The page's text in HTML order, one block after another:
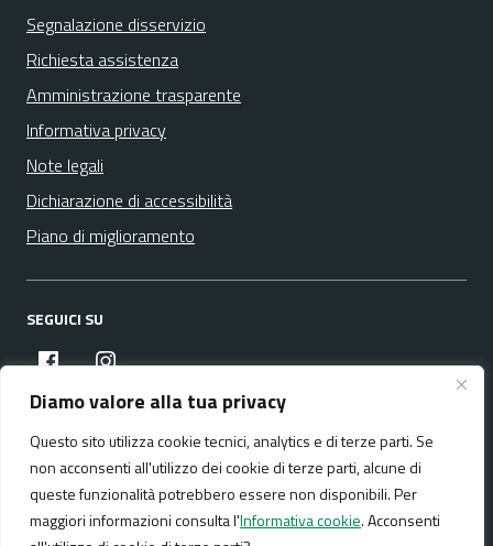
Diamo valore alla tua privacy
Questo sito utilizza cookie tecnici, analytics e di terze parti. Se
non acconsenti all'utilizzo dei cookie di terze parti, alcune di
queste funzionalità potrebbero essere non disponibili. Per
maggiori informazioni consulta l'Informativa cookie. Acconsenti
Segnalazione disservizio
Richiesta assistenza
Amministrazione trasparente
Informativa privacy
Note legali
Dichiarazione di accessibilità
Piano di miglioramento
SEGUICI SU
facebookinstagram
Media policy Mappa del sito